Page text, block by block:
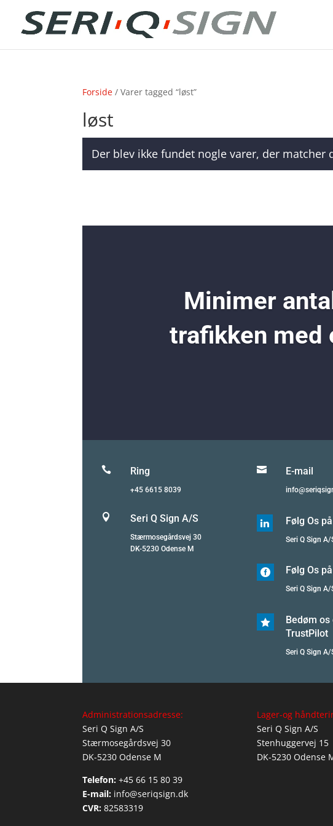
Forside / Varer tagged “løst”
løst
Der blev ikke fundet nogle varer, der matcher
Minimer
trafikken med
 Ring
+45 6615 8039
 Seri Q Sign A/S
Stærmosegårdsvej 30
DK-5230 Odense M
 E-mail
 Følg Os
Seri Q Sign A/
 Følg Os
Seri Q Sign A/

Bedøm os
TrustPilot
Seri Q Sign A/
Administrationsadresse:
Seri Q Sign A/S
Stærmosegårdsvej 30
DK-5230 Odense M
Telefon: +45 66 15 80 39
E-mail: info@seriqsign.dk
CVR: 82583319
Lager-og
Seri Q Sign A/S
Stenhuggervej 15
DK-5230 Odense